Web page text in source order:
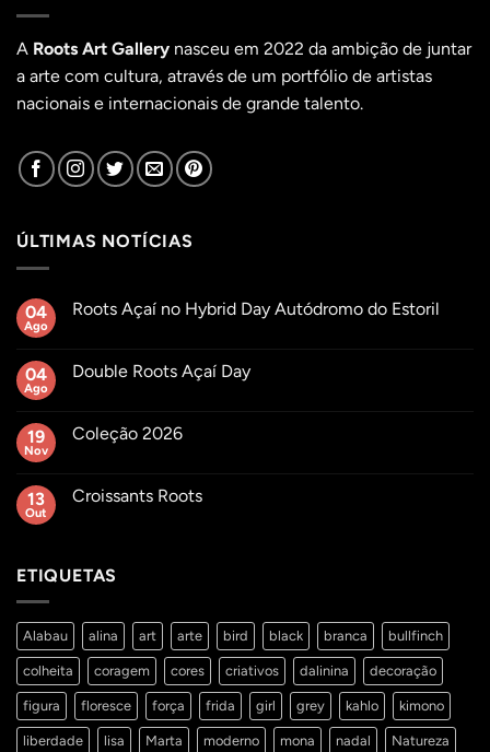
A Roots Art Gallery nasceu em 2022 da ambição de juntar
a arte com cultura, através de um portfólio de artistas
nacionais e internacionais de grande talento.
ÚLTIMAS NOTÍCIAS
04
Ago
Roots Açaí no Hybrid Day Autódromo do Estoril
Roots
Day
Autódromo
04
Ago
Double Roots Açaí Day
Double
19
Nov
Coleção 2026
Coleção
13
Out
Croissants Roots
Roots
ETIQUETAS
Alabau alina art arte bird black branca bullfinch
colheita coragem cores criativos dalinina decoração
figura floresce força frida girl grey kahlo kimono
liberdade lisa Marta moderno mona nadal Natureza